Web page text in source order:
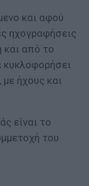
και αφού
ηχογραφήσεις
και από το
κυκλοφορήσει
ήχους και
είναι το
του